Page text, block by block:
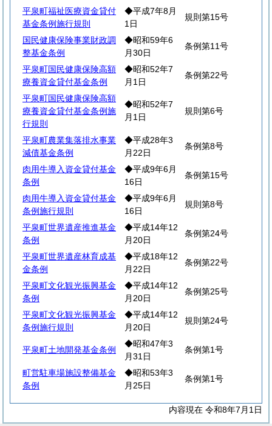
平泉町福祉医療資金貸付
基金条例施行規則
◆平成7年8月
1日
規則第15号
国民健康保険事業財政調
整基金条例
◆昭和59年6
月30日
条例第11号
平泉町国民健康保険高額
療養資金貸付基金条例
◆昭和52年7
月1日
条例第22号
平泉町国民健康保険高額
療養資金貸付基金条例施
行規則
◆昭和52年7
月1日
規則第6号
平泉町農業集落排水事業
減債基金条例
◆平成28年3
月22日
条例第8号
肉用牛導入資金貸付基金
条例
◆平成9年6月
16日
条例第15号
肉用牛導入資金貸付基金
条例施行規則
◆平成9年6月
16日
規則第8号
平泉町世界遺産推進基金
条例
◆平成14年12
月20日
条例第24号
平泉町世界遺産林育成基
金条例
◆平成18年12
月22日
条例第22号
平泉町文化観光振興基金
条例
◆平成14年12
月20日
条例第25号
平泉町文化観光振興基金
条例施行規則
◆平成14年12
月20日
規則第24号
平泉町土地開発基金条例
◆昭和47年3
月31日
条例第1号
町営駐車場施設整備基金
条例
◆昭和53年3
月25日
条例第1号
内容現在 令和8年7月1日